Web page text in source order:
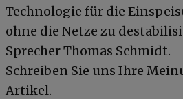
Technologie für die
ohne die Netze zu
Sprecher Thomas Schmidt.
Schreiben Sie uns Ihre
Artikel.